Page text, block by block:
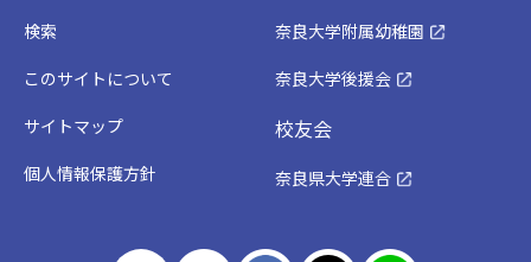
検索
このサイトについて
サイトマップ
個人情報保護方針
奈良大学附属幼稚園
奈良大学後援会
校友会
奈良県大学連合